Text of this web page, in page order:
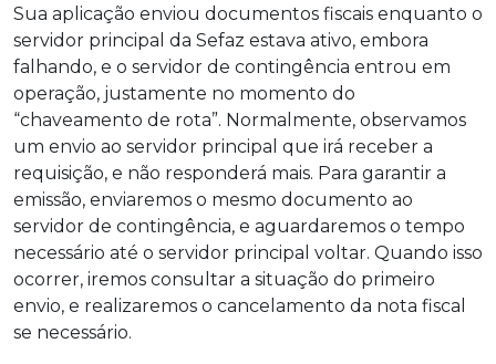
Sua aplicação enviou documentos fiscais enquanto o
servidor principal da Sefaz estava ativo, embora
falhando, e o servidor de contingência entrou em
operação, justamente no momento do
“chaveamento de rota”. Normalmente, observamos
um envio ao servidor principal que irá receber a
requisição, e não responderá mais. Para garantir a
emissão, enviaremos o mesmo documento ao
servidor de contingência, e aguardaremos o tempo
necessário até o servidor principal voltar. Quando isso
ocorrer, iremos consultar a situação do primeiro
envio, e realizaremos o cancelamento da nota fiscal
se necessário.